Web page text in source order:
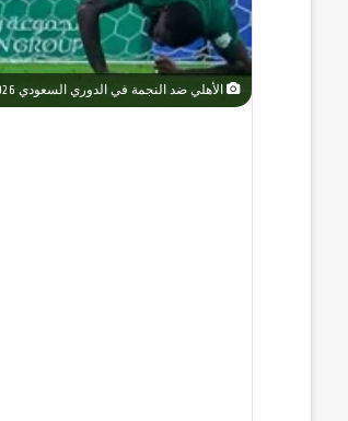
الأهلي ضد النجمة في الدوري السعودي 2026.. تعرف على توقيت المباراة وكيفية مشاهدتها